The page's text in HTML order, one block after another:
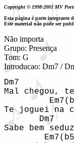
Copyright © 1998-2001 MV
Esta página é parte integrante
Este material não pode ser
Não importa
Grupo: Presença
Tom: G
Introducao: Dm7 /
Dm7
Mal chegou,
Te joguei na
Dm7
Sabe bem